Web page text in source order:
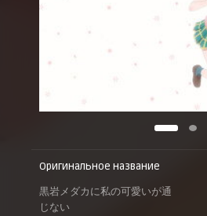
Оригинальное название
黒岩メダカに私の可愛いが通
じない